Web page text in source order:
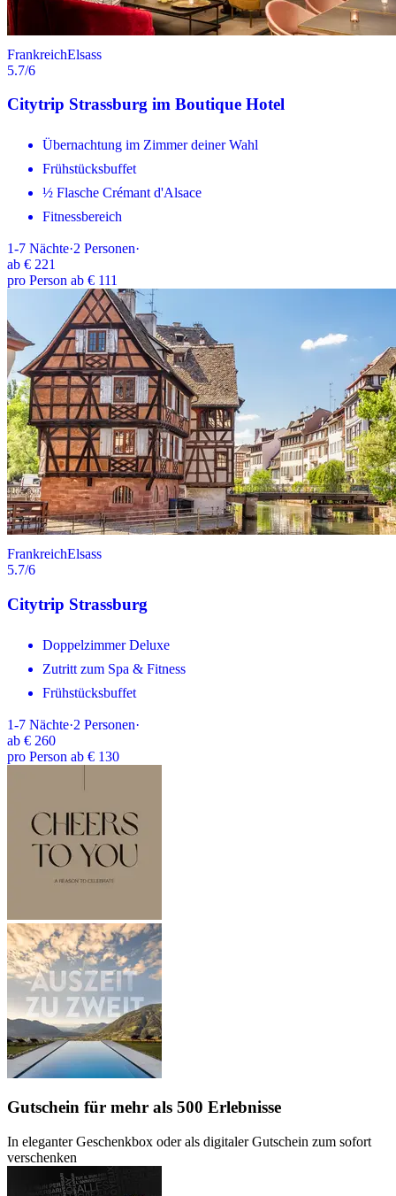
FrankreichElsass
5.7/6
Citytrip Strassburg im Boutique Hotel
Übernachtung im Zimmer deiner Wahl
Frühstücksbuffet
½ Flasche Crémant d'Alsace
Fitnessbereich
1-7 Nächte·2 Personen·
ab € 221
pro Person ab € 111
FrankreichElsass
5.7/6
Citytrip Strassburg
Doppelzimmer Deluxe
Zutritt zum Spa & Fitness
Frühstücksbuffet
1-7 Nächte·2 Personen·
ab € 260
pro Person ab € 130
Gutschein für mehr als 500 Erlebnisse
In eleganter Geschenkbox oder als digitaler Gutschein zum sofort
verschenken